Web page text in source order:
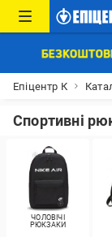
Епіцентр К
Спортивні
ЧОЛОВІЧІ
РЮКЗАКИ